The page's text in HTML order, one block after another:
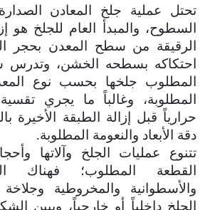
تحتل عملية جلخ المعادن
السطوح، والمبدأ العام للجلخ هو
الرقيقة من سطح المعدن بحجر
احتكاكه بسطحه الخشن، وتدرس
المطلوب جلخها بحسب نوع
المطلوبة، وغالباً ما يجري
حرارياً قبل إزالة الطبقة الأخيرة
دقة الأبعاد والنعومة المطلوبة.
تتنوع عمليات الجلخ وآلاتها
القطعة المطلوب؛ فهناك
والأسطوانية والمخروطية
الجلخ داخلياً أو خارجياً، ويبين